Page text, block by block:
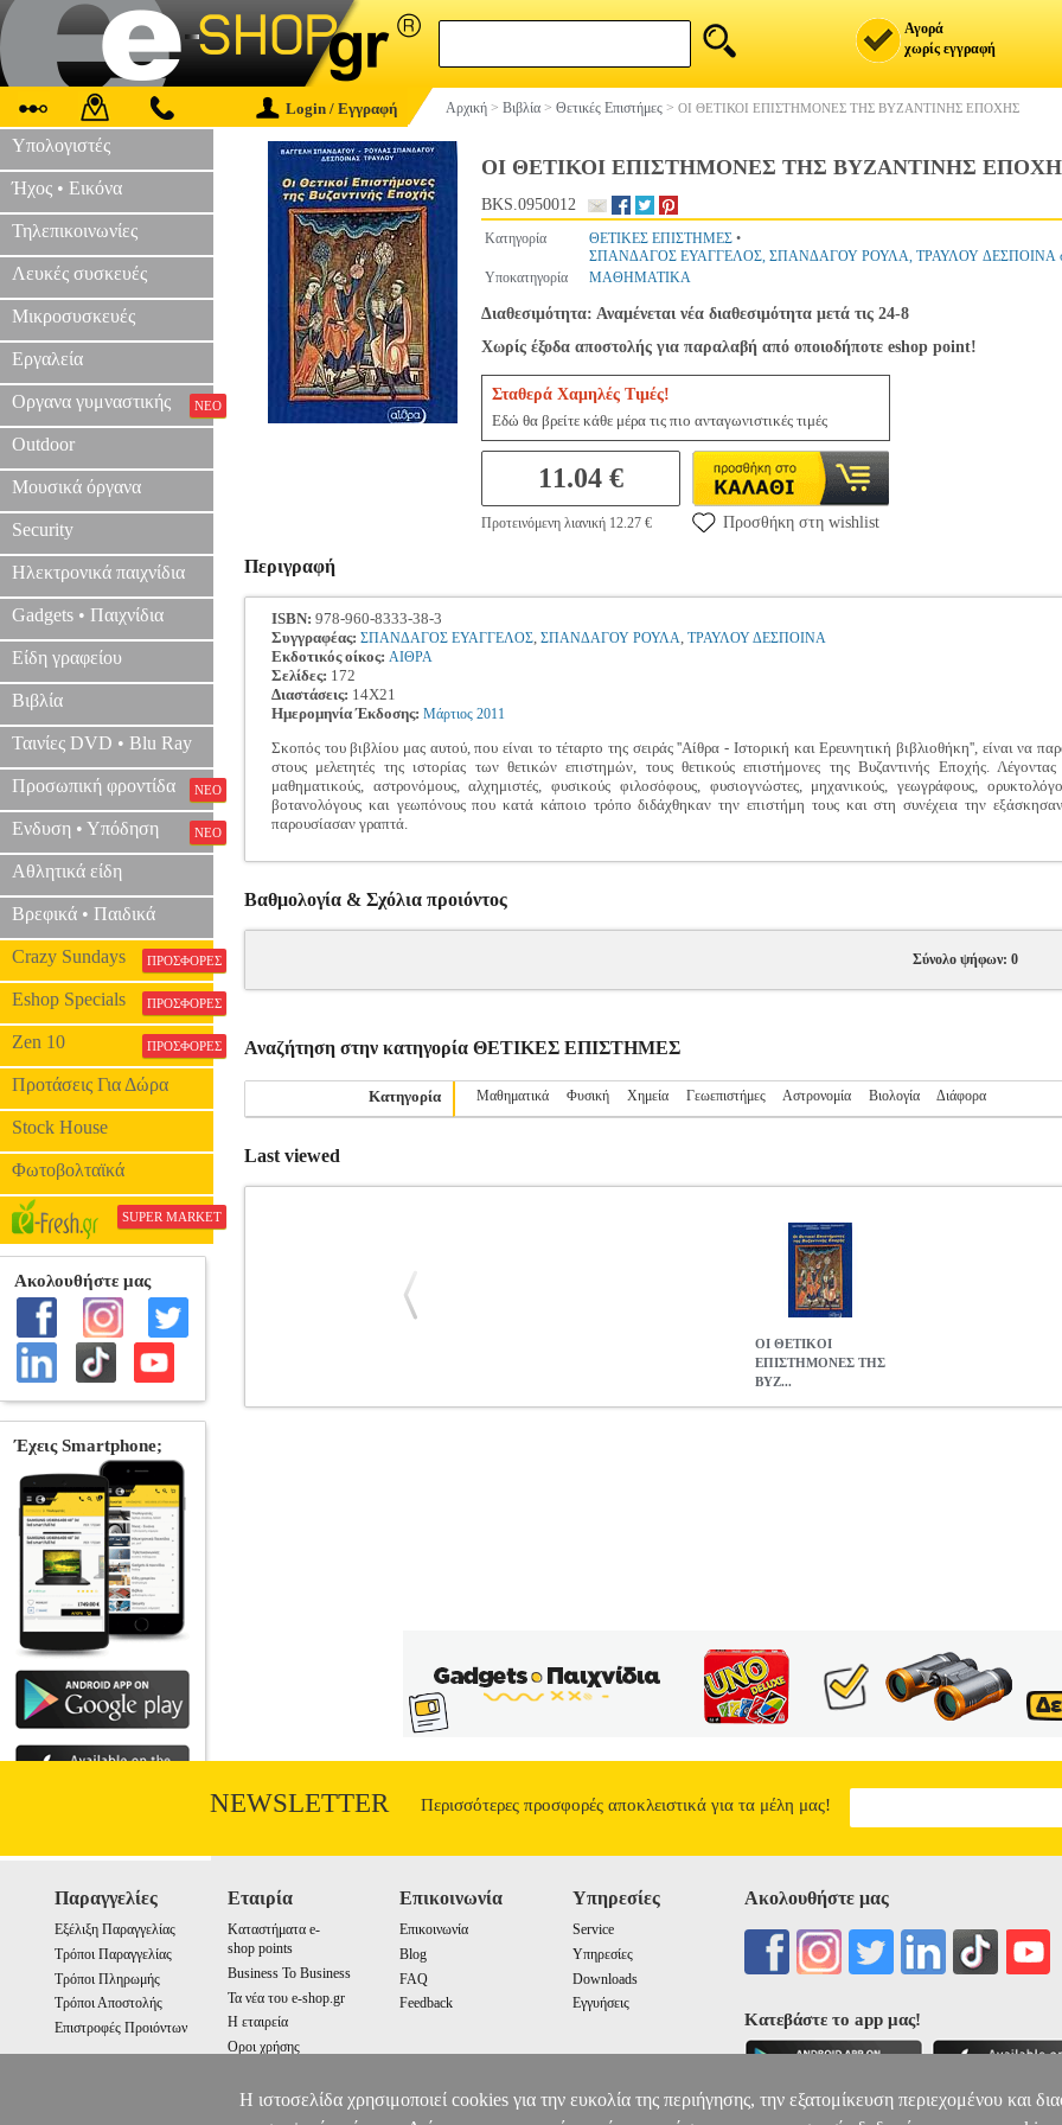
Αγορά
χωρίς εγγραφή
Login / Εγγραφή Αρχική > Βιβλία > Θετικές Επιστήμες > ΟΙ ΘΕΤΙΚΟΙ ΕΠΙΣΤΗΜΟΝΕΣ ΤΗΣ ΒΥΖΑΝΤΙΝΗΣ ΕΠΟΧΗΣ
Υπολογιστές
Ήχος • Εικόνα
Τηλεπικοινωνίες
Λευκές συσκευές
Μικροσυσκευές
Εργαλεία
Οργανα γυμναστικής ΝΕΟ
Outdoor
Μουσικά όργανα
Security
Ηλεκτρονικά παιχνίδια
Gadgets • Παιχνίδια
Είδη γραφείου
Βιβλία
Ταινίες DVD • Blu Ray
Προσωπική φροντίδα ΝΕΟ
Ενδυση • Υπόδηση ΝΕΟ
Αθλητικά είδη
Βρεφικά • Παιδικά
Crazy Sundays ΠΡΟΣΦΟΡΕΣ
Eshop Specials ΠΡΟΣΦΟΡΕΣ
Zen 10 ΠΡΟΣΦΟΡΕΣ
Προτάσεις Για Δώρα
Stock House
Φωτοβολταϊκά
SUPER MARKET
ΟΙ ΘΕΤΙΚΟΙ ΕΠΙΣΤΗΜΟΝΕΣ ΤΗΣ ΒΥΖΑΝΤΙΝΗΣ
BKS.0950012
Κατηγορία ΘΕΤΙΚΕΣ ΕΠΙΣΤΗΜΕΣ •
ΣΠΑΝΔΑΓΟΣ ΕΥΑΓΓΕΛΟΣ, ΣΠΑΝΔΑΓΟΥ ΡΟΥΛΑ, ΤΡΑΥΛΟΥ ΔΕΣΠΟΙΝΑ
Υποκατηγορία
ΜΑΘΗΜΑΤΙΚΑ
Διαθεσιμότητα: Αναμένεται νέα διαθεσιμότητα μετά τις 24-8
Χωρίς έξοδα αποστολής για παραλαβή από οποιοδήποτε eshop point!
Σταθερά Χαμηλές Τιμές!
Εδώ θα βρείτε κάθε μέρα τις πιο ανταγωνιστικές τιμές
11.04 €
Προτεινόμενη λιανική 12.27 € Προσθήκη στη wishlist
Περιγραφή
ISBN: 978-960-8333-38-3
Συγγραφέας: ΣΠΑΝΔΑΓΟΣ ΕΥΑΓΓΕΛΟΣ, ΣΠΑΝΔΑΓΟΥ ΡΟΥΛΑ, ΤΡΑΥΛΟΥ ΔΕΣΠΟΙΝΑ
Εκδοτικός οίκος: ΑΙΘΡΑ
Σελίδες: 172
Διαστάσεις: 14Χ21
Ημερομηνία Έκδοσης: Μάρτιος 2011
Σκοπός του βιβλίου μας αυτού, που είναι το τέταρτο της σειράς ''Αίθρα - Ιστορική και Ερευνητική βιβλιοθήκη'', είναι να
στους μελετητές της ιστορίας των θετικών επιστημών, τους θετικούς επιστήμονες της Βυζαντινής Εποχής.
μαθηματικούς, αστρονόμους, αλχημιστές, φυσικούς φιλοσόφους, φυσιογνώστες, μηχανικούς, γεωγράφους,
βοτανολόγους και γεωπόνους που κατά κάποιο τρόπο διδάχθηκαν την επιστήμη τους και στη συνέχεια την
παρουσίασαν γραπτά.
Βαθμολογία & Σχόλια προιόντος
Σύνολο ψήφων: 0
Αναζήτηση στην κατηγορία ΘΕΤΙΚΕΣ ΕΠΙΣΤΗΜΕΣ
Κατηγορία Μαθηματικά Φυσική Χημεία Γεωεπιστήμες Αστρονομία Βιολογία Διάφορα
Last viewed
ΟΙ ΘΕΤΙΚΟΙ
ΕΠΙΣΤΗΜΟΝΕΣ ΤΗΣ
ΒΥΖ...
NEWSLETTER Περισσότερες προσφορές αποκλειστικά για τα μέλη μας!
Παραγγελίες
Εξέλιξη Παραγγελίας
Τρόποι Παραγγελίας
Τρόποι Πληρωμής
Τρόποι Αποστολής
Επιστροφές Προιόντων
Εταιρία
Καταστήματα e-
shop points
Business To Business
Τα νέα του e-shop.gr
Η εταιρεία
Οροι χρήσης
Επικοινωνία
Επικοινωνία
Blog
FAQ
Feedback
Υπηρεσίες
Service
Υπηρεσίες
Downloads
Εγγυήσεις
Ακολουθήστε μας
Κατεβάστε το app μας!
Η ιστοσελίδα χρησιμοποιεί cookies για την ευκολία της περιήγησης, την εξατομίκευση περιεχομένου και